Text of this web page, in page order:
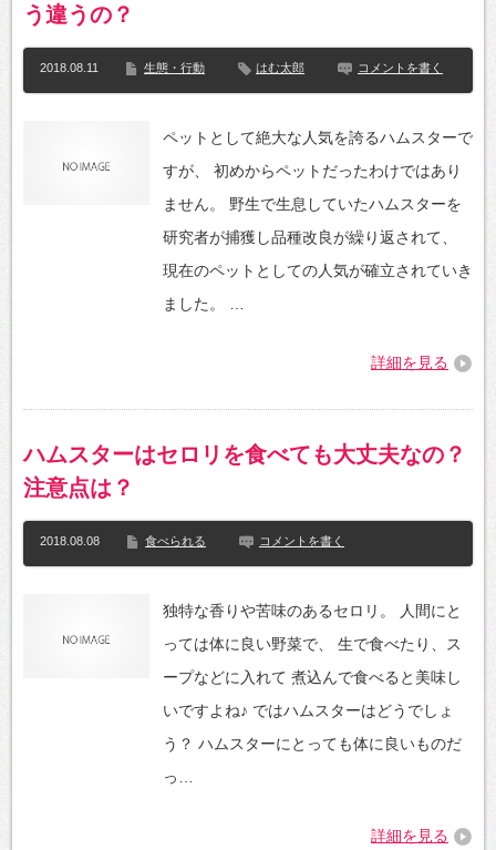
う違うの？
2018.08.11 生態・行動 はむ太郎 コメントを書く
ペットとして絶大な人気を誇るハムスターで
すが、 初めからペットだったわけではあり
ません。 野生で生息していたハムスターを
研究者が捕獲し品種改良が繰り返されて、
現在のペットとしての人気が確立されていき
ました。 …
詳細を見る
ハムスターはセロリを食べても大丈夫なの？
注意点は？
2018.08.08 食べられる コメントを書く
独特な香りや苦味のあるセロリ。 人間にと
っては体に良い野菜で、 生で食べたり、ス
ープなどに入れて 煮込んで食べると美味し
いですよね♪ ではハムスターはどうでしょ
う？ ハムスターにとっても体に良いものだ
っ…
詳細を見る